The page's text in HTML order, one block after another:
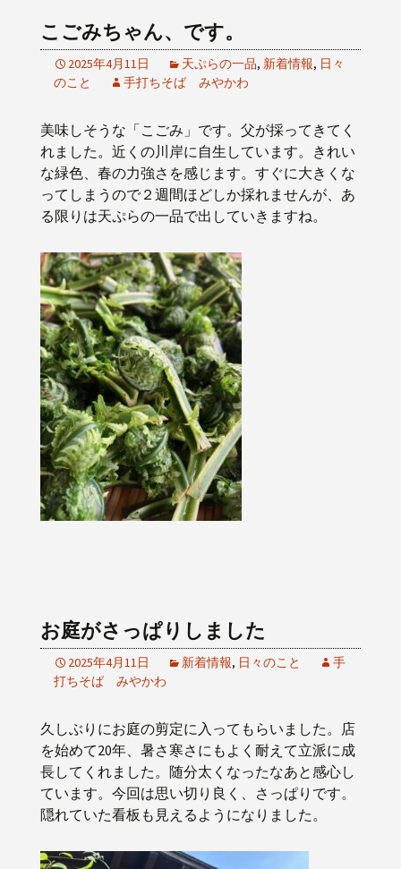
こごみちゃん、です。
2025年4月11日 天ぷらの一品, 新着情報, 日々
のこと
手打ちそば みやかわ
美味しそうな「こごみ」です。父が採ってきてく
れました。近くの川岸に自生しています。きれい
な緑色、春の力強さを感じます。すぐに大きくな
ってしまうので２週間ほどしか採れませんが、あ
る限りは天ぷらの一品で出していきますね。
お庭がさっぱりしました
2025年4月11日 新着情報, 日々のこと
手
打ちそば みやかわ
久しぶりにお庭の剪定に入ってもらいました。店
を始めて20年、暑さ寒さにもよく耐えて立派に成
長してくれました。随分太くなったなあと感心し
ています。今回は思い切り良く、さっぱりです。
隠れていた看板も見えるようになりました。